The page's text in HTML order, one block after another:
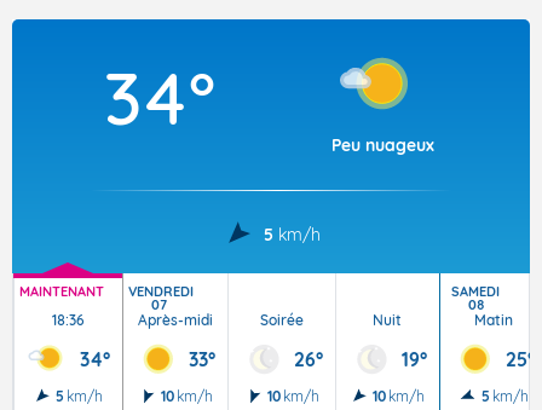
Articles
34°
Peu nuageux
5 km/h
MAINTENANT
18:36
34°
5 km/h
VENDREDI
07
Après-midi
33°
10 km/h
Soirée
26°
10 km/h
Nuit
19°
10 km/h
SAMEDI
08
Matin
25°
5 km/h